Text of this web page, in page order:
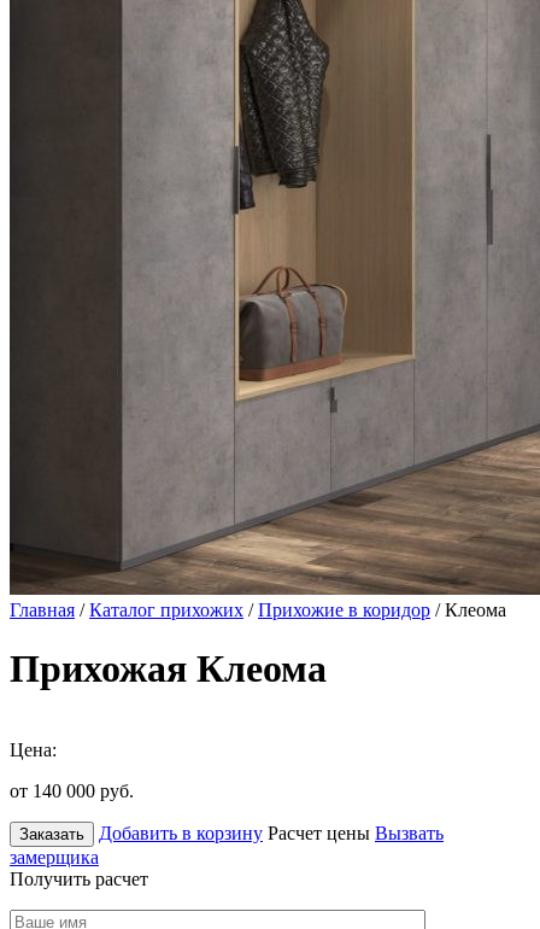
Главная /Каталог прихожих /Прихожие в коридор / Клеома
Прихожая Клеома
Цена:
от 140 000 руб.
Заказать Добавить в корзину Расчет цены Вызвать
замерщика
Получить расчет